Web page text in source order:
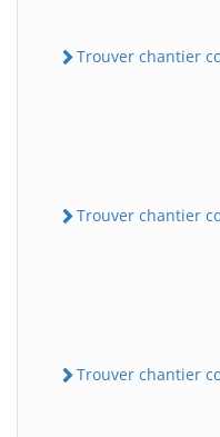
Trouver chantier
Trouver chantier
Trouver chantier